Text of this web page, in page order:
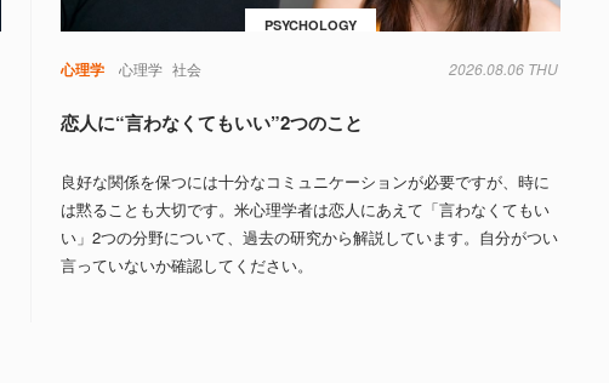
PSYCHOLOGY
心理学 心理学 社会 2026.08.06 THU
恋人に“言わなくてもいい”2つのこと
良好な関係を保つには十分なコミュニケーションが必要ですが、時に
は黙ることも大切です。米心理学者は恋人にあえて「言わなくてもい
い」2つの分野について、過去の研究から解説しています。自分がつい
言っていないか確認してください。